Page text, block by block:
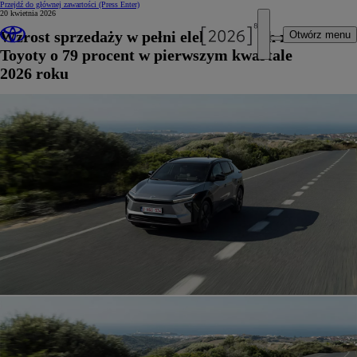
Przejdź do głównej zawartości (Press Enter)
Otwórz menu
20 kwietnia 2026
Wzrost sprzedaży w pełni elektrycznych modeli
Toyoty o 79 procent w pierwszym kwartale
2026 roku